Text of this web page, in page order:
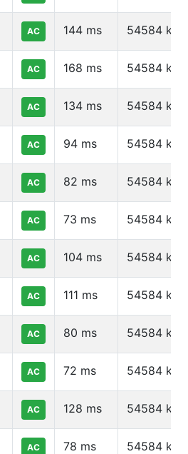
AC 144 ms 54584 kb
AC 168 ms 54584 kb
AC 134 ms 54584 kb
AC 94 ms 54584 kb
AC 82 ms 54584 kb
AC 73 ms 54584 kb
AC 104 ms 54584 kb
AC 111 ms 54584 kb
AC 80 ms 54584 kb
AC 72 ms 54584 kb
AC 128 ms 54584 kb
AC 78 ms 54584 kb